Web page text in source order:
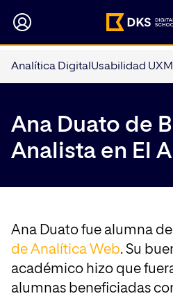
Analítica Digital Usabilidad UX
Ana Duato de
Analista en El
Ana Duato fue alumna de
de Analítica Web. Su
académico hizo que
alumnas beneficiadas